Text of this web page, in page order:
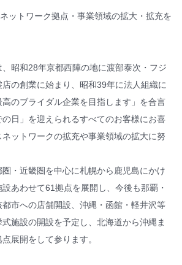
ットワーク拠点・事業領域の拡大・拡充を
昭和28年京都西陣の地に渡部泰次・フジ
の創業に始まり、昭和39年に法人組織に
のブライダル企業を目指します」を合言
日」を迎えられるすべてのお客様にお喜
ットワークの拡充や事業領域の拡大に努
・近畿圏を中心に札幌から鹿児島にかけ
あわせて61拠点を展開し、今後も那覇・
市への店舗開設、沖縄・函館・軽井沢等
施設の開設を予定し、北海道から沖縄ま
展開をして参ります。